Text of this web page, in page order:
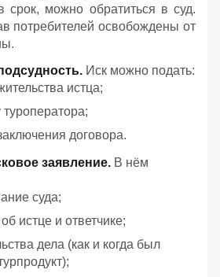
срок, можно обратиться в суд.
потребителей освобождены от
Иск можно подать:
истца;
туроператора;
договора.
заявление. В нём
суда;
истце и ответчике;
дела (как и когда был